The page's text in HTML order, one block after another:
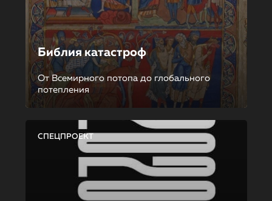
Библия катастроф
От Всемирного потопа до глобального
потепления
СПЕЦПРОЕКТ